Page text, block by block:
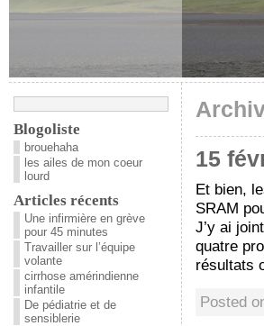
15
Et bien,
SRAM
J’y ai
quatre
résultats
Posted
Blogoliste
brouehaha
les ailes de mon coeur
lourd
Articles récents
Une infirmière en grève
pour 45 minutes
Travailler sur l’équipe
volante
cirrhose amérindienne
infantile
De pédiatrie et de
sensiblerie